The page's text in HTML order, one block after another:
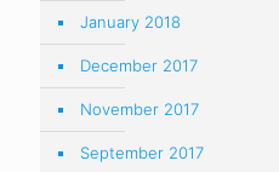
January 2018
December 2017
November 2017
September 2017